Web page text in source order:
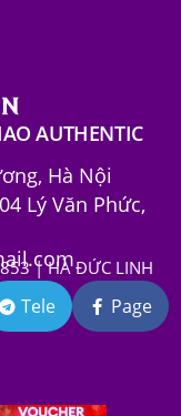
AUTHENTIC
Hà Nội
Lý Văn Phức,
| HÀ ĐỨC LINH
Tele Page